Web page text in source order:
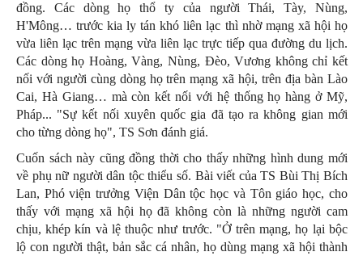
đồng. Các dòng họ thổ ty của người Thái, Tày, Nùng,
H'Mông… trước kia ly tán khó liên lạc thì nhờ mạng xã hội họ
vừa liên lạc trên mạng vừa liên lạc trực tiếp qua đường du lịch.
Các dòng họ Hoàng, Vàng, Nùng, Đèo, Vương không chỉ kết
nối với người cùng dòng họ trên mạng xã hội, trên địa bàn Lào
Cai, Hà Giang… mà còn kết nối với hệ thống họ hàng ở Mỹ,
Pháp... "Sự kết nối xuyên quốc gia đã tạo ra không gian mới
cho từng dòng họ", TS Sơn đánh giá.
Cuốn sách này cũng đồng thời cho thấy những hình dung mới
về phụ nữ người dân tộc thiểu số. Bài viết của TS Bùi Thị Bích
Lan, Phó viện trưởng Viện Dân tộc học và Tôn giáo học, cho
thấy với mạng xã hội họ đã không còn là những người cam
chịu, khép kín và lệ thuộc như trước. "Ở trên mạng, họ lại bộc
lộ con người thật, bản sắc cá nhân, họ dùng mạng xã hội thành